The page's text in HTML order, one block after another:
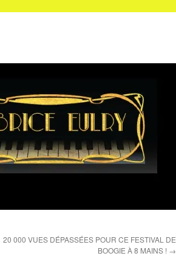
20 000 VUES DÉPASSÉES POUR CE FESTIVAL DE
BOOGIE À 8 MAINS ! →